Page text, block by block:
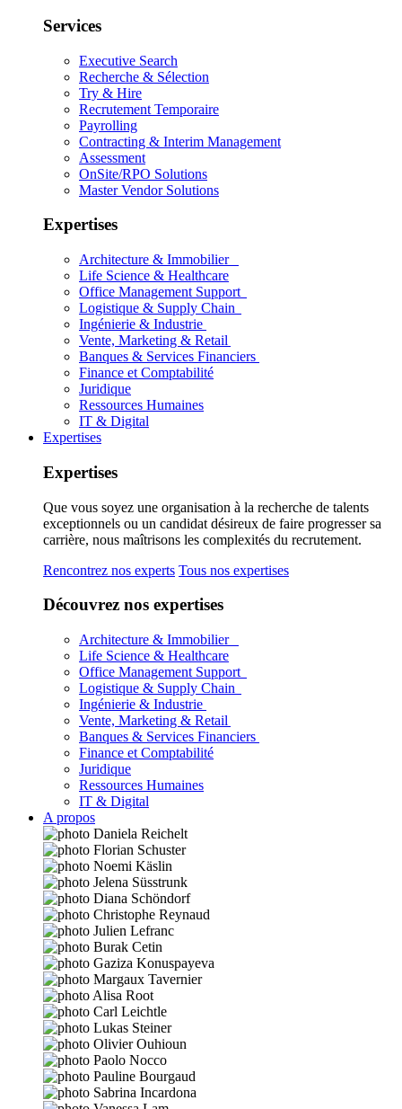
Services
Executive Search
Recherche & Sélection
Try & Hire
Recrutement Temporaire
Payrolling
Contracting & Interim Management
Assessment
OnSite/RPO Solutions
Master Vendor Solutions
Expertises
Architecture & Immobilier
Life Science & Healthcare
Office Management Support
Logistique & Supply Chain
Ingénierie & Industrie
Vente, Marketing & Retail
Banques & Services Financiers
Finance et Comptabilité
Juridique
Ressources Humaines
IT & Digital
Expertises
Expertises
Que vous soyez une organisation à la recherche de talents
exceptionnels ou un candidat désireux de faire progresser sa
carrière, nous maîtrisons les complexités du recrutement.
Rencontrez nos experts Tous nos expertises
Découvrez nos expertises
Architecture & Immobilier
Life Science & Healthcare
Office Management Support
Logistique & Supply Chain
Ingénierie & Industrie
Vente, Marketing & Retail
Banques & Services Financiers
Finance et Comptabilité
Juridique
Ressources Humaines
IT & Digital
A propos